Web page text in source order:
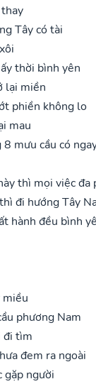
Tây có tài
thời bình yên
lại miền
phiền không lo
mau
mưu cầu có
thì mọi việc đa
đi hướng Tây
hành đều bình
miều
phương Nam
đi tìm
đem ra ngoài
gặp người